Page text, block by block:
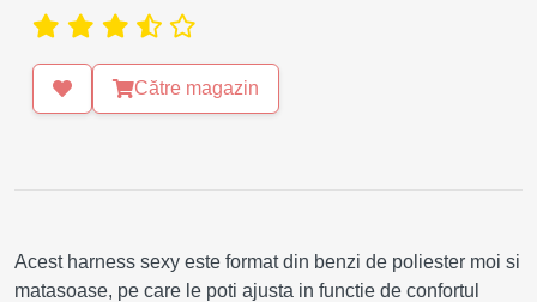
Către magazin
Acest harness sexy este format din benzi de poliester moi si
matasoase, pe care le poti ajusta in functie de confortul